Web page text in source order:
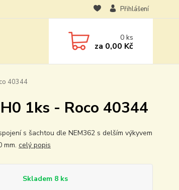
Přihlášení
0ks
za 0,00 Kč
40344
1ks - Roco 40344
s šachtou dle NEM362 s delším výkyvem
mm. celý popis
Skladem 8 ks